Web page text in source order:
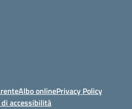
Albo onlinePrivacy Policy
accessibilità